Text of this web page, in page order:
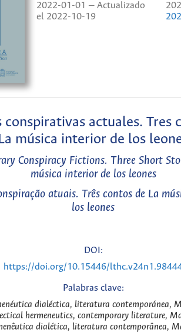
2022-01-01 — Actualizado
el 2022-10-19
conspirativas actuales. Tres
música interior de los
Conspiracy Fictions. Three Short
música interior de los leones
atuais. Três contos de La
los leones
DOI:
https://doi.org/10.15446/
Palabras clave:
dialéctica, literatura contemporánea,
hermeneutics, contemporary literature,
dialética, literatura contemporânea,